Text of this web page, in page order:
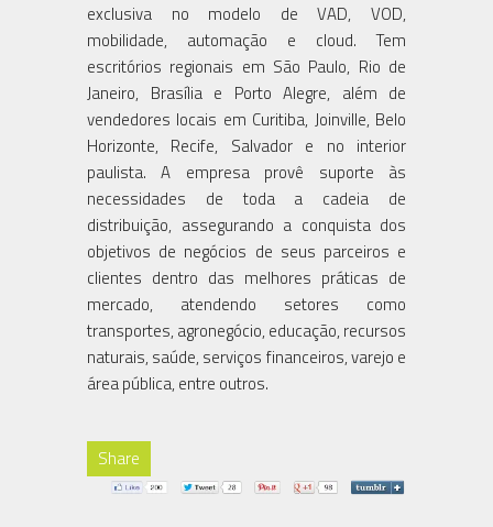
exclusiva no modelo de VAD, VOD,
mobilidade, automação e cloud. Tem
escritórios regionais em São Paulo, Rio de
Janeiro, Brasília e Porto Alegre, além de
vendedores locais em Curitiba, Joinville, Belo
Horizonte, Recife, Salvador e no interior
paulista. A empresa provê suporte às
necessidades de toda a cadeia de
distribuição, assegurando a conquista dos
objetivos de negócios de seus parceiros e
clientes dentro das melhores práticas de
mercado, atendendo setores como
transportes, agronegócio, educação, recursos
naturais, saúde, serviços financeiros, varejo e
área pública, entre outros.
Share